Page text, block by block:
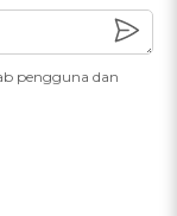
pengguna dan